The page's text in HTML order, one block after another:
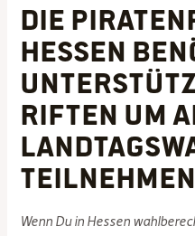
Die
Hessen
riften um
Wenn Du in Hessen